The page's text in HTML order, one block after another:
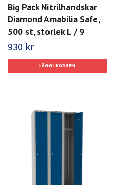
Big Pack Nitrilhandskar
Diamond Amabilia Safe,
500 st, storlek L / 9
930 kr